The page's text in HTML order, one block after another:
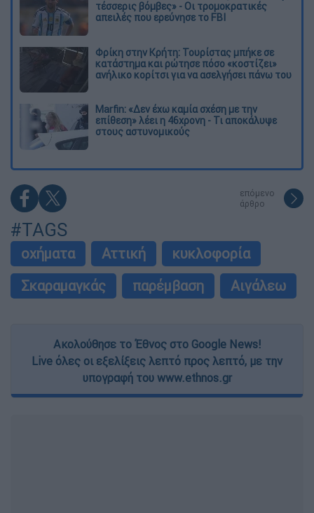
τέσσερις βόμβες» - Οι τρομοκρατικές
απειλές που ερεύνησε το FBI
Φρίκη στην Κρήτη: Τουρίστας μπήκε σε
κατάστημα και ρώτησε πόσο «κοστίζει»
ανήλικο κορίτσι για να ασελγήσει πάνω του
Marfin: «Δεν έχω καμία σχέση με την
επίθεση» λέει η 46χρονη - Τι αποκάλυψε
στους αστυνομικούς
επόμενο
άρθρο
#TAGS
οχήματα Αττική
κυκλοφορία
Σκαραμαγκάς
παρέμβαση Αιγάλεω
Ακολούθησε το Έθνος στο Google News!
Live όλες οι εξελίξεις λεπτό προς λεπτό, με την
υπογραφή του www.ethnos.gr